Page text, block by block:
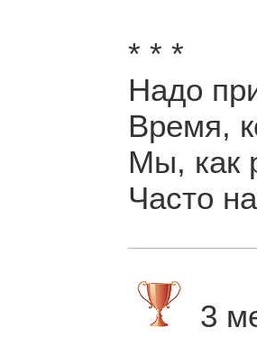
* * *
Надо
Время,
Мы, как
Часто
3